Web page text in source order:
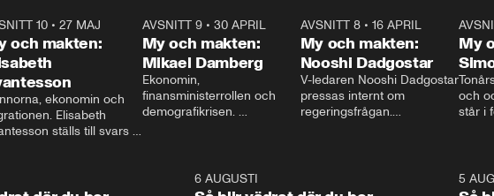
10 •27 MAJ
och makten:
ekonomin och
Elisabeth
ställs till svars
AVSNITT 9• 30 APRIL
My och makten:
Mikael Damberg
Ekonomin,
finansministerrollen och
demografikrisen.
och Makten.
AVSNITT 8• 16 APRIL
My och makten:
Nooshi Dadgostar
V-ledaren Nooshi Dadgostar
pressas internt om
regeringsfrågan.
– Vi ställer upp i val. Ska vi
My
och
står i
1:066 AUGUSTI 5